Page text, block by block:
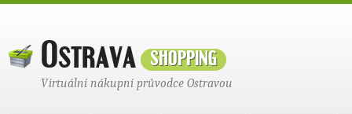
Ostravashopping
Virtuální nákupní průvodce Ostravou